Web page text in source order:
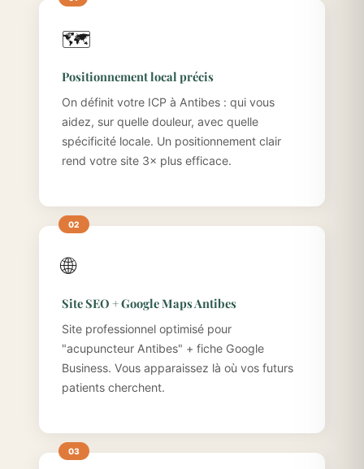
🗺️
Positionnement local précis
On définit votre ICP à Antibes : qui vous
aidez, sur quelle douleur, avec quelle
spécificité locale. Un positionnement clair
rend votre site 3× plus efficace.
🌐
Site SEO + Google Maps Antibes
Site professionnel optimisé pour
"acupuncteur Antibes" + fiche Google
Business. Vous apparaissez là où vos futurs
patients cherchent.